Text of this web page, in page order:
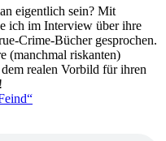
eigentlich sein? Mit
ich im Interview über ihre
Crime-Bücher gesprochen.
(manchmal riskanten)
realen Vorbild für ihren